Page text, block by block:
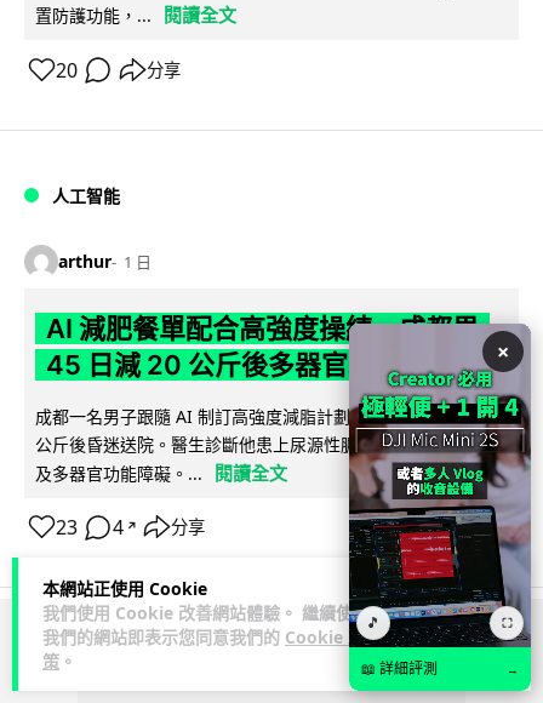
本網站正使用 Cookie
我們使用 Cookie 改善網站體驗。 繼續使用
我們的網站即表示您同意我們的 Cookie 政
策 。
置防護功能，...
閱讀全文
20 分享
人工智能
arthur 1 日
AI 減肥餐單配合高強度操練 成都男
45 日減 20 公斤後多器官衰竭
成都一名男子跟隨 AI 制訂高強度減脂計劃，45 日內減去約 20
公斤後昏迷送院。醫生診斷他患上尿源性膿毒症、膿毒性休克
及多器官功能障礙。...
閱讀全文
23 4 ↗ 分享
ADVERTISEMENT
×
🎵 ⛶
📖 詳細評測 →